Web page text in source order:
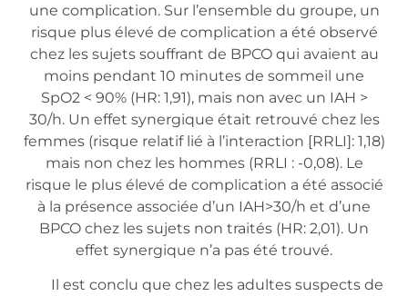
une complication. Sur l’ensemble du groupe, un
risque plus élevé de complication a été observé
chez les sujets souffrant de BPCO qui avaient au
moins pendant 10 minutes de sommeil une
SpO2 < 90% (HR: 1,91), mais non avec un IAH >
30/h. Un effet synergique était retrouvé chez les
femmes (risque relatif lié à l’interaction [RRLI]: 1,18)
mais non chez les hommes (RRLI : -0,08). Le
risque le plus élevé de complication a été associé
à la présence associée d’un IAH>30/h et d’une
BPCO chez les sujets non traités (HR: 2,01). Un
effet synergique n’a pas été trouvé.
Il est conclu que chez les adultes suspects de